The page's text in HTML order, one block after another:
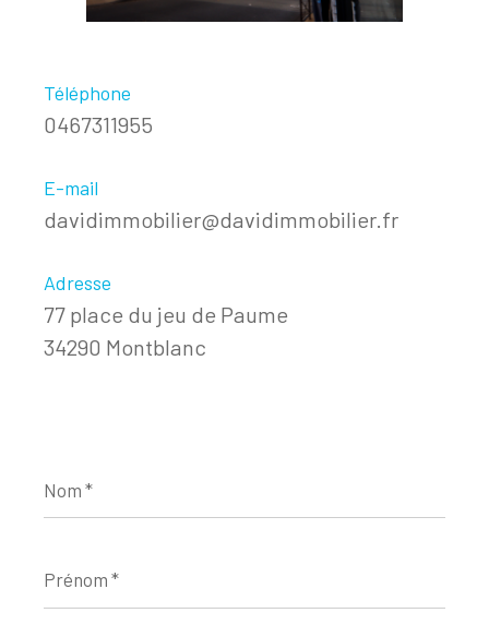
Téléphone
0467311955
E-mail
davidimmobilier@davidimmobilier.fr
Adresse
77 place du jeu de Paume
34290 Montblanc
*
*